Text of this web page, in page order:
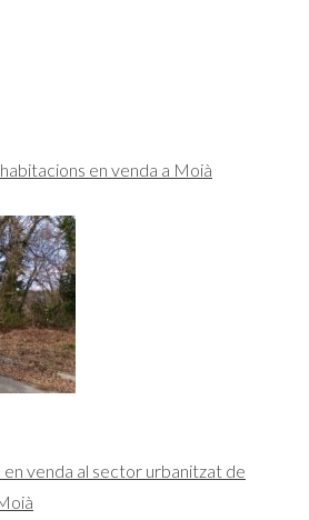
en venda a Moià
en venda al sector urbanitzat de